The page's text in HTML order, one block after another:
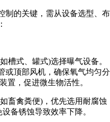
制的关键，需从设备选型、布
槽式、罐式)选择曝气设备。
或顶部风机，确保氧气均匀分
置，促进微生物活性。
畜禽粪便)，优先选用耐腐蚀
备锈蚀导致效率下降。